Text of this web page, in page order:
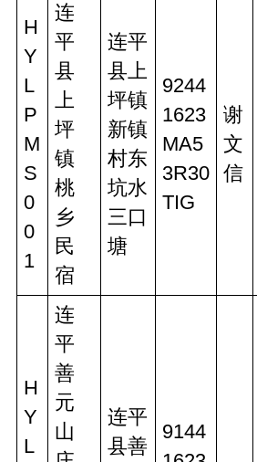
H
Y
L
P
M
S
0
0
1
连
平
县
上
坪
镇
桃
乡
民
宿
连平
县上
坪镇
新镇
村东
坑水
三口
塘
9244
1623
MA5
3R30
TIG
谢
文
信
H
Y
L
连
平
善
元
山
连平
县善
9144